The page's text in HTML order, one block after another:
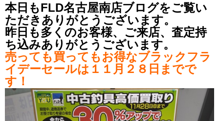
本日もFLD名古屋南店ブログをご覧い
ただきありがとうございます。
昨日も多くのお客様、ご来店、査定持
ち込みありがとうございます。
売っても買ってもお得なブラックフラ
イデーセールは１１月２８日までで
す！